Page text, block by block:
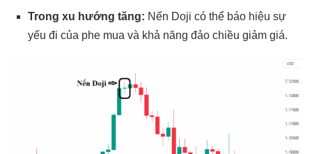
Trong xu hướng tăng: Nến Doji có thể báo hiệu sự
yếu đi của phe mua và khả năng đảo chiều giảm giá.